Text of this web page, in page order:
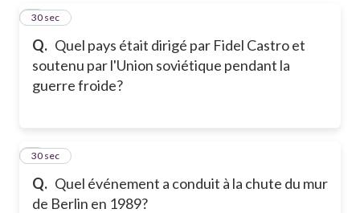
Q. Quel pays était dirigé par Fidel Castro et
soutenu par l'Union soviétique pendant la
guerre froide?
5
30 sec
Q. Quel événement a conduit à la chute du mur
de Berlin en 1989?
6
30 sec